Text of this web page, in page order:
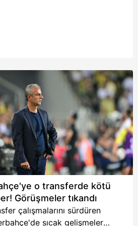
o transferde kötü
Görüşmeler tıkandı
çalışmalarını sürdüren
sıcak gelişmeler